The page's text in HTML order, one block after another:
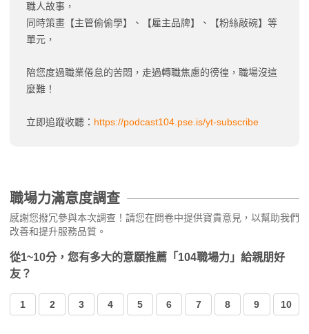
職人故事，
同時策畫【主管偷偷學】、【雇主品牌】、【粉絲敲碗】等
單元，
陪您度過職業倦怠的苦悶，走過轉職焦慮的徬徨，職場沒這
麼難！
立即追蹤收聽： https://podcast104.pse.is/yt-subscribe
職場力滿意度調查
感謝您撥冗參與本次調查！請您在問卷中提供寶貴意見，以幫助我們
改善和提升服務品質。
從1~10分，您有多大的意願推薦「104職場力」給親朋好
友？
1 2 3 4 5 6 7 8 9 10